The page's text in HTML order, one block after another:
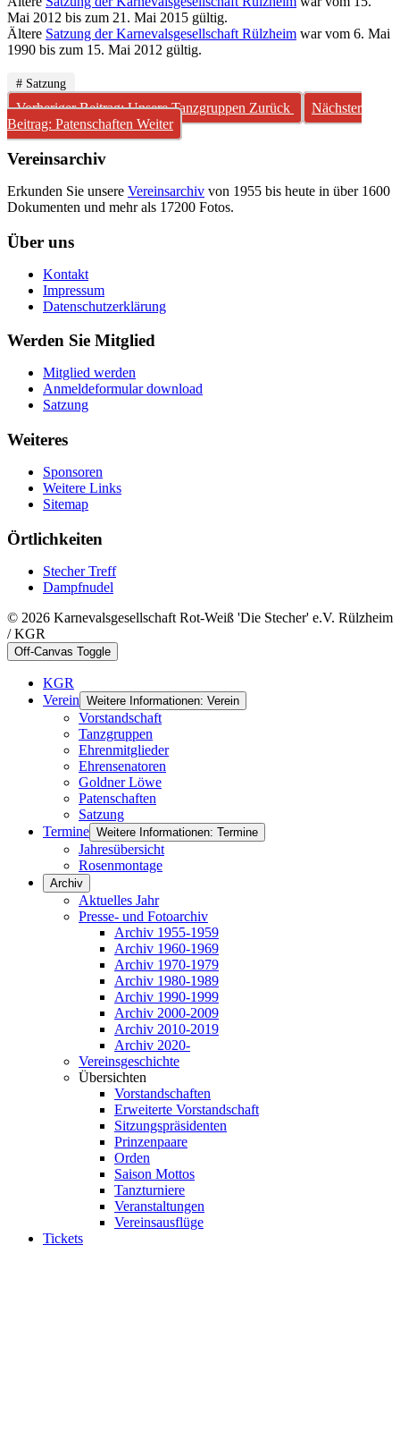
Mai 2012 bis zum 21. Mai 2015 gültig.
Ältere Satzung der Karnevalsgesellschaft Rülzheim war vom 6. Mai
1990 bis zum 15. Mai 2012 gültig.
# Satzung
Vorheriger Beitrag: Unsere Tanzgruppen Zurück
Nächster
Beitrag: Patenschaften Weiter
Vereinsarchiv
Erkunden Sie unsere Vereinsarchiv von 1955 bis heute in über 1600
Dokumenten und mehr als 17200 Fotos.
Über uns
Kontakt
Impressum
Datenschutzerklärung
Werden Sie Mitglied
Mitglied werden
Anmeldeformular download
Satzung
Weiteres
Sponsoren
Weitere Links
Sitemap
Örtlichkeiten
Stecher Treff
Dampfnudel
© 2026 Karnevalsgesellschaft Rot-Weiß 'Die Stecher' e.V. Rülzheim
/ KGR
Off-Canvas Toggle
KGR
Verein Weitere Informationen: Verein
Vorstandschaft
Tanzgruppen
Ehrenmitglieder
Ehrensenatoren
Goldner Löwe
Patenschaften
Satzung
Termine Weitere Informationen: Termine
Jahresübersicht
Rosenmontage
Archiv
Aktuelles Jahr
Presse- und Fotoarchiv
Archiv 1955-1959
Archiv 1960-1969
Archiv 1970-1979
Archiv 1980-1989
Archiv 1990-1999
Archiv 2000-2009
Archiv 2010-2019
Archiv 2020-
Vereinsgeschichte
Übersichten
Vorstandschaften
Erweiterte Vorstandschaft
Sitzungspräsidenten
Prinzenpaare
Orden
Saison Mottos
Tanzturniere
Veranstaltungen
Vereinsausflüge
Tickets